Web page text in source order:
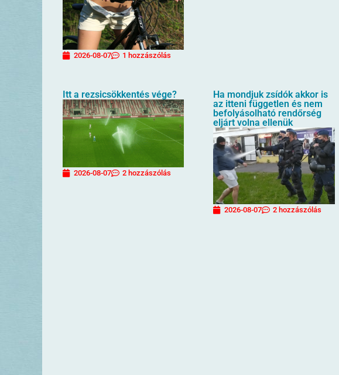
2026-08-07 1 hozzászólás
Itt a rezsicsökkentés vége?
2026-08-07 2 hozzászólás
Ha mondjuk zsídók akkor is
az itteni független és nem
befolyásolható rendőrség
eljárt volna ellenük
2026-08-07 2 hozzászólás